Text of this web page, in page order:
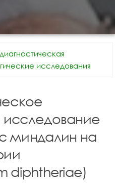
исследования
исследование
миндалин на
diphtheriae)